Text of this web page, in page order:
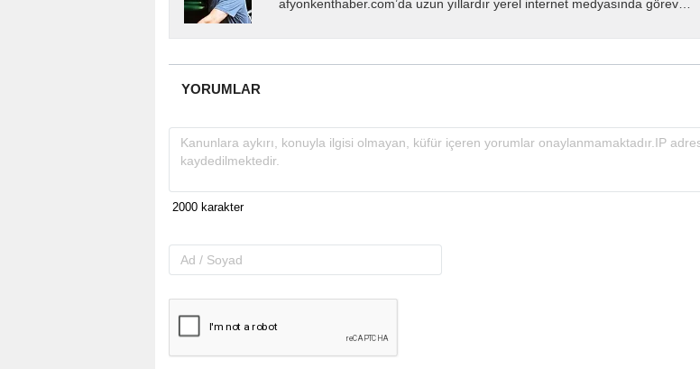
afyonkenthaber.com’da uzun yıllardır yerel internet medyasında görev
YORUMLAR